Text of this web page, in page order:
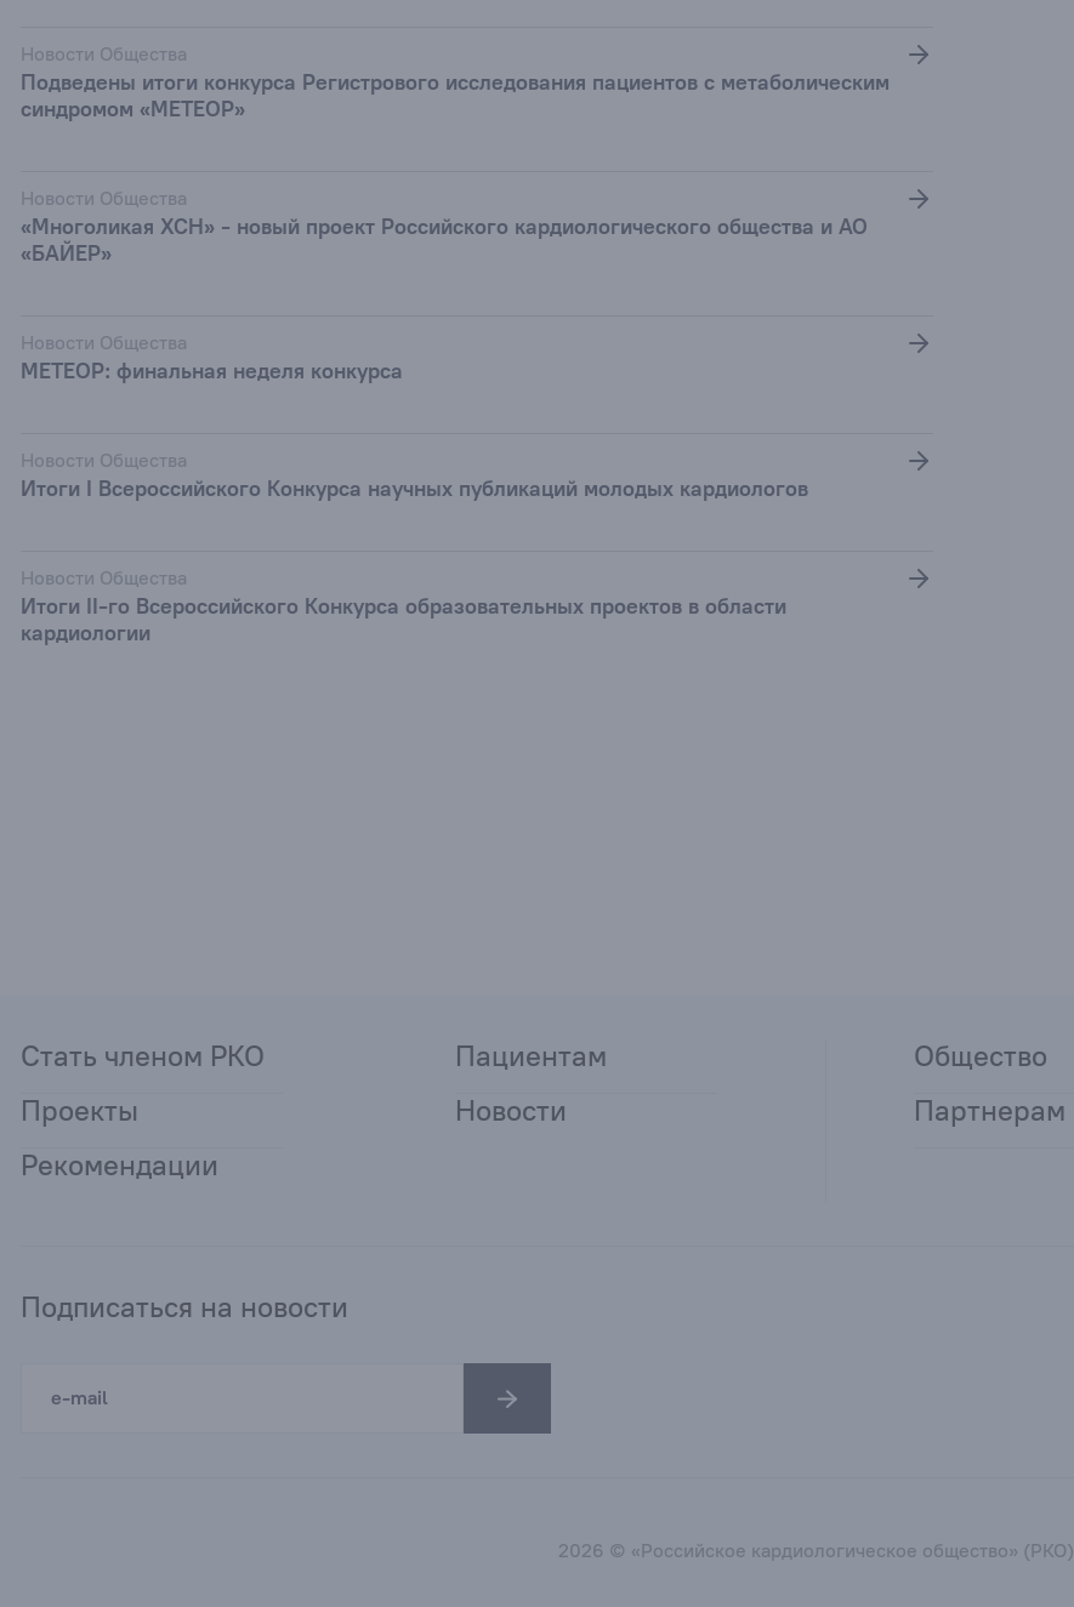
Новости Общества
Подведены итоги конкурса Регистрового исследования пациентов с метаболическим
синдромом «МЕТЕОР»
Новости Общества
«Многоликая ХСН» - новый проект Российского кардиологического общества и АО
«БАЙЕР»
Новости Общества
МЕТЕОР: финальная неделя конкурса
Новости Общества
Итоги I Всероссийского Конкурса научных публикаций молодых кардиологов
Новости Общества
Итоги II-го Всероссийского Конкурса образовательных проектов в области
кардиологии
Стать членом РКО
Проекты
Рекомендации
Пациентам
Новости
Общество
Партнерам
Подписаться на новости
2026 © «Российское кардиологическое общество» (РКО)